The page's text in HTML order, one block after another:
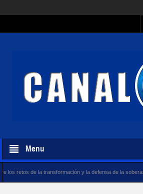
Menu
y la defensa de la soberanía